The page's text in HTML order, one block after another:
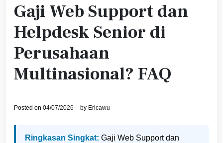
Gaji Web Support dan
Helpdesk Senior di
Perusahaan
Multinasional? FAQ
Posted on 04/07/2026 by Ericawu
Ringkasan Singkat: Gaji Web Support dan